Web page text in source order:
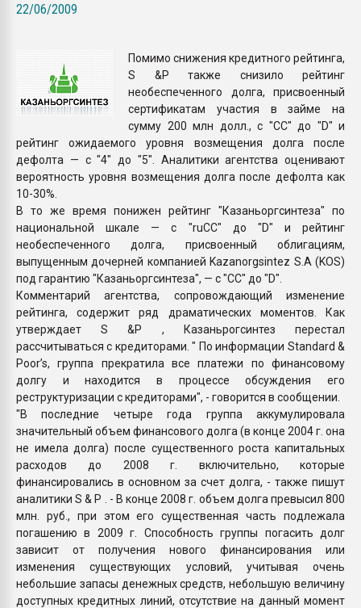
22/06/2009
Помимо снижения кредитного рейтинга,
S &P также снизило рейтинг
необеспеченного долга, присвоенный
сертификатам участия в займе на
сумму 200 млн долл., с "СС" до "D" и
рейтинг ожидаемого уровня возмещения долга после
дефолта — с "4" до "5". Аналитики агентства оценивают
вероятность уровня возмещения долга после дефолта как
10-30%.
В то же время понижен рейтинг "Казаньоргсинтеза" по
национальной шкале — с "ruСС" до "D" и рейтинг
необеспеченного долга, присвоенный облигациям,
выпущенным дочерней компанией Kazanorgsintez S.A (KOS)
под гарантию "Казаньоргсинтеза", — с "СС" до "D".
Комментарий агентства, сопровождающий изменение
рейтинга, содержит ряд драматических моментов. Как
утверждает S &P , Казаньрогсинтез перестал
рассчитываться с кредиторами. " По информации Standard &
Poor’s, группа прекратила все платежи по финансовому
долгу и находится в процессе обсуждения его
реструктуризации с кредиторами", - говорится в сообщении.
"В последние четыре года группа аккумулировала
значительный объем финансового долга (в конце 2004 г. она
не имела долга) после существенного роста капитальных
расходов до 2008 г. включительно, которые
финансировались в основном за счет долга, - также пишут
аналитики S & P . - В конце 2008 г. объем долга превысил 800
млн. руб., при этом его существенная часть подлежала
погашению в 2009 г. Способность группы погасить долг
зависит от получения нового финансирования или
изменения существующих условий, учитывая очень
небольшие запасы денежных средств, небольшую величину
доступных кредитных линий, отсутствие на данный момент